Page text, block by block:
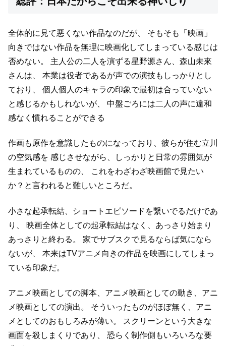
全体的に見て悪くない作品なのだが、
そもそも「映画」
向きではない作品を無理に映画化してしまっている感じは
否めない。
主人公の二人を演ずる星野源さん、森山未來
さんは、
本業は役者であるが声での演技もしっかりとし
ており、
個人個人のキャラの印象で最初は合っていない
と感じるかもしれないが、
中盤ごろには二人の声に違和
感なく慣れることができる
作画も原作を意識したものになっており、彼らが住む立川
の空気感を 感じさせながら、しっかりと日常の雰囲気が
生まれているものの、
これをわざわざ映画館で見たい
か？と言われると難しいところだ。
小さな起承転結、ショートエピソードを繋いでるだけであ
り、
映画全体としての起承転結はなく、あっさり始まり
あっさりと終わる。
家でサブスクで見るならば気になら
ないが、
本来はTVアニメ向きの作品を映画にしてしまっ
ている印象だ。
アニメ映画としての脚本、アニメ映画としての動き、アニ
メ映画としての演出。
そういったものがほぼ無く、アニ
メとしてのおもしろみが薄い。
スクリーンという大きな
画面を殺しまくりであり、
恐らく制作側もいろいろな要